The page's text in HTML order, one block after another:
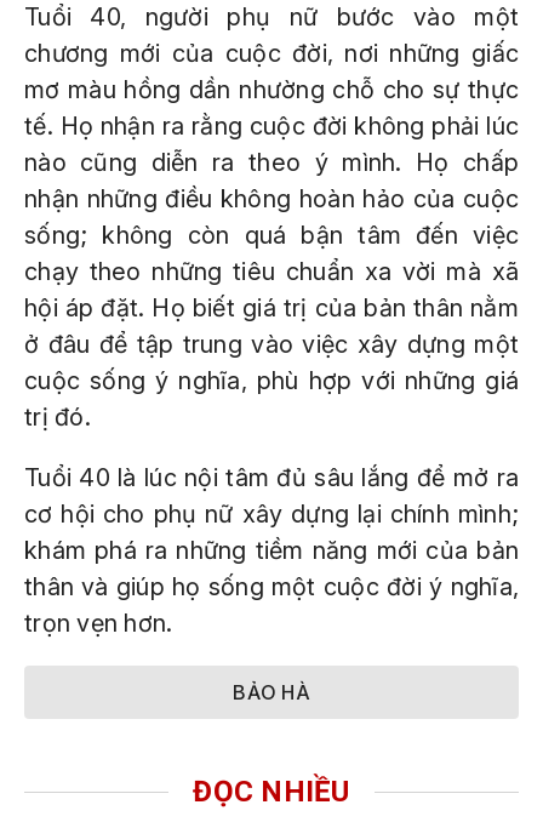
Tuổi 40, người phụ nữ bước vào một
chương mới của cuộc đời, nơi những giấc
mơ màu hồng dần nhường chỗ cho sự thực
tế. Họ nhận ra rằng cuộc đời không phải lúc
nào cũng diễn ra theo ý mình. Họ chấp
nhận những điều không hoàn hảo của cuộc
sống; không còn quá bận tâm đến việc
chạy theo những tiêu chuẩn xa vời mà xã
hội áp đặt. Họ biết giá trị của bản thân nằm
ở đâu để tập trung vào việc xây dựng một
cuộc sống ý nghĩa, phù hợp với những giá
trị đó.
Tuổi 40 là lúc nội tâm đủ sâu lắng để mở ra
cơ hội cho phụ nữ xây dựng lại chính mình;
khám phá ra những tiềm năng mới của bản
thân và giúp họ sống một cuộc đời ý nghĩa,
trọn vẹn hơn.
BẢO HÀ
ĐỌC NHIỀU